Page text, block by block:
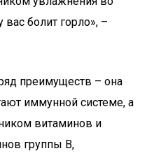
болит горло», –
преимуществ – она
иммунной системе, а
витаминов и
группы В,